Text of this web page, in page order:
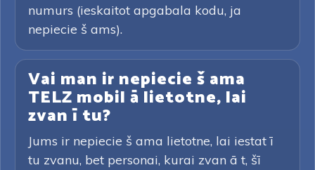
numurs (ieskaitot apgabala kodu, ja
nepiecie š ams).
Vai man ir nepiecie š ama
TELZ mobil ā lietotne, lai
zvan ī tu?
Jums ir nepiecie š ama lietotne, lai iestat ī
tu zvanu, bet personai, kurai zvan ā t, šī